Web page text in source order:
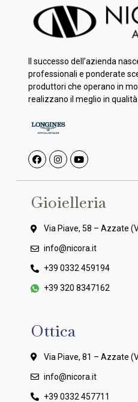
Il successo dell’azienda
professionali e ponderate
produttori che operano in
realizzano il meglio in
Gioielleria
Via Piave, 58 – Azzate
info@nicora.it
+39 0332 459194
+39 320 8347162
Ottica
Via Piave, 81 – Azzate
info@nicora.it
+39 0332 457711